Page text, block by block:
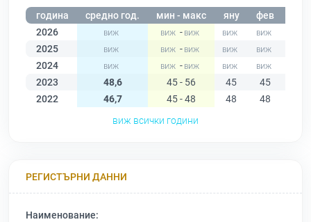
година средно год. мин - макс яну фев
2026
-
2025
-
2024
-
2023
48,6 45 - 56 45 45
2022
46,7 45 - 48 48 48
виж всички години
РЕГИСТЪРНИ ДАННИ
Наименование: